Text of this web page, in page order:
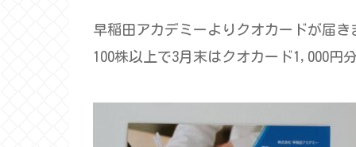
早稲田アカデミーよりクオカードが届
100株以上で3月末はクオカード1,000円